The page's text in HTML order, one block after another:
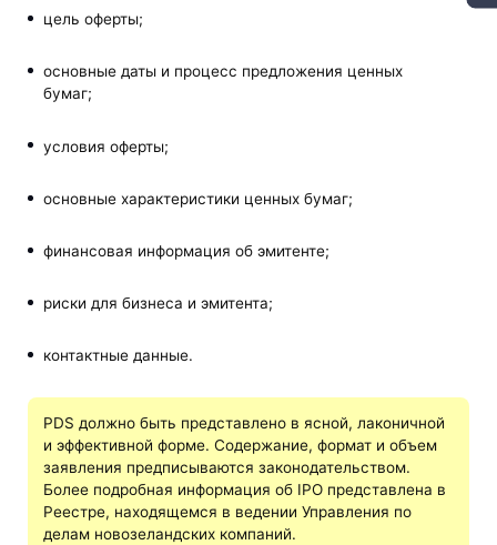
цель оферты;
основные даты и процесс предложения ценных
бумаг;
условия оферты;
основные характеристики ценных бумаг;
финансовая информация об эмитенте;
риски для бизнеса и эмитента;
контактные данные.
PDS должно быть представлено в ясной, лаконичной
и эффективной форме. Содержание, формат и объем
заявления предписываются законодательством.
Более подробная информация об IPO представлена в
Реестре, находящемся в ведении Управления по
делам новозеландских компаний.